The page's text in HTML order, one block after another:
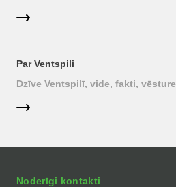
Par Ventspili
Dzīve Ventspilī, vide, fakti, vēsture
Noderīgi kontakti